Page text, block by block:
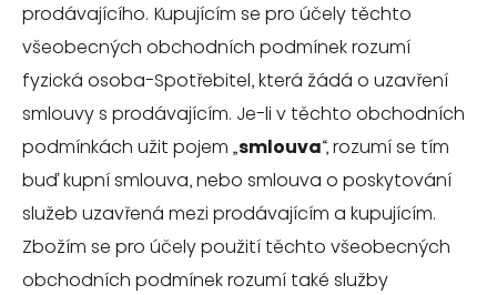
prodávajícího. Kupujícím se pro účely těchto
všeobecných obchodních podmínek rozumí
fyzická osoba-Spotřebitel, která žádá o uzavření
smlouvy s prodávajícím. Je-li v těchto obchodních
podmínkách užit pojem „smlouva“, rozumí se tím
buď kupní smlouva, nebo smlouva o poskytování
služeb uzavřená mezi prodávajícím a kupujícím.
Zbožím se pro účely použití těchto všeobecných
obchodních podmínek rozumí také služby